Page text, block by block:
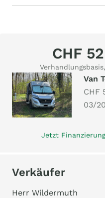
CHF
Van
CHF
03/
Jetzt
Verkäufer
Herr Wildermuth